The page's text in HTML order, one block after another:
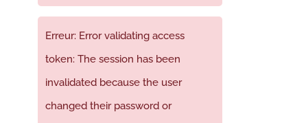
Erreur: Error validating access
token: The session has been
invalidated because the user
changed their password or